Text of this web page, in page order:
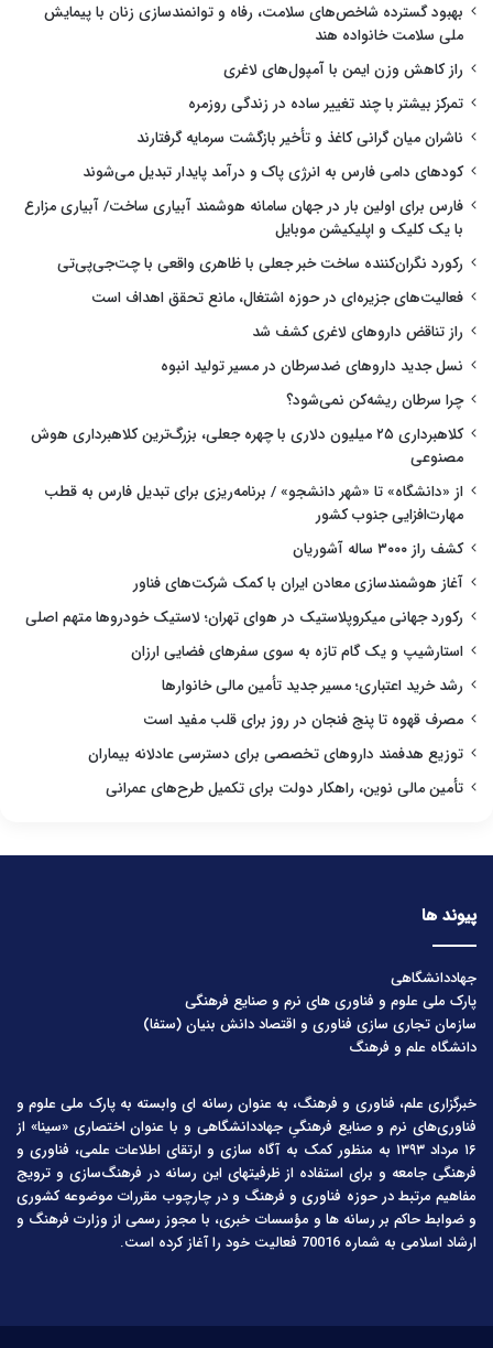
بهبود گسترده شاخص‌های سلامت، رفاه و توانمندسازی زنان با پیمایش
ملی سلامت خانواده هند
راز کاهش وزن ایمن با آمپول‌های لاغری
تمرکز بیشتر با چند تغییر ساده در زندگی روزمره
ناشران میان گرانی کاغذ و تأخیر بازگشت سرمایه گرفتارند
کودهای دامی فارس به انرژی پاک و درآمد پایدار تبدیل می‌شوند
فارس برای اولین بار در جهان سامانه هوشمند آبیاری ساخت/ آبیاری مزارع
با یک کلیک و اپلیکیشن موبایل
رکورد نگران‌کننده ساخت خبر جعلی با ظاهری واقعی با چت‌جی‌پی‌تی
فعالیت‌های جزیره‌ای در حوزه اشتغال، مانع تحقق اهداف است
راز تناقض داروهای لاغری کشف شد
نسل جدید داروهای ضدسرطان در مسیر تولید انبوه
چرا سرطان ریشه‌کن نمی‌شود؟
کلاهبرداری ۲۵ میلیون دلاری با چهره جعلی، بزرگ‌ترین کلاهبرداری هوش
مصنوعی
از «دانشگاه» تا «شهر دانشجو» / برنامه‌ریزی برای تبدیل فارس به قطب
مهارت‌افزایی جنوب کشور
کشف راز ۳۰۰۰ ساله آشوریان
آغاز هوشمندسازی معادن ایران با کمک شرکت‌های فناور
رکورد جهانی میکروپلاستیک در هوای تهران؛ لاستیک خودروها متهم اصلی
استارشیپ و یک گام تازه به سوی سفرهای فضایی ارزان
رشد خرید اعتباری؛ مسیر جدید تأمین مالی خانوارها
مصرف قهوه تا پنج فنجان در روز برای قلب مفید است
توزیع هدفمند داروهای تخصصی برای دسترسی عادلانه بیماران
تأمین مالی نوین، راهکار دولت برای تکمیل طرح‌های عمرانی
پیوند ها
جهاددانشگاهی
پارک ملی علوم و فناوری های نرم و صنایع فرهنگی
سازمان تجاری سازی فناوری و اقتصاد دانش بنیان (ستفا)
دانشگاه علم و فرهنگ
خبرگزاری علم، فناوری و فرهنگ، به عنوان رسانه ای وابسته به پارک ملی علوم و
فناوری‌های نرم و صنایع فرهنگیِ جهاددانشگاهی و با عنوان اختصاری «سینا» از
۱۶ مرداد ۱۳۹۳ به منظور کمک به آگاه سازی و ارتقای اطلاعات علمی، فناوری و
فرهنگی جامعه و برای استفاده از ظرفیتهای این رسانه در فرهنگ‌سازی و ترویج
مفاهیم مرتبط در حوزه فناوری و فرهنگ و در چارچوب مقررات موضوعه کشوری
و ضوابط حاکم بر رسانه ها و مؤسسات خبری، با مجوز رسمی از وزارت فرهنگ و
ارشاد اسلامی به شماره 70016 فعالیت خود را آغاز کرده است.